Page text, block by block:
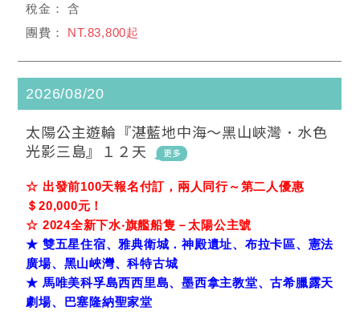
含
NT.83,800起
2026/08/20
太陽公主遊輪『湛藍地中海～黑山峽灣．水色
光影三島』１２天
☆ 出發前100天報名付訂，兩人同行～第二人優惠
＄20,000元！
☆ 2024全新下水‧旗艦船隻－太陽公主號
★ 雙五星住宿、雅典衛城．神殿遺址、布拉卡區、憲法
廣場、黑山峽灣、科特古城
★ 馬唯美科孚島西西里島、墨西拿主教堂、古希臘露天
劇場、巴塞隆納聖家堂